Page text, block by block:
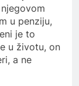
u penziju,
je to
u životu, on
a ne